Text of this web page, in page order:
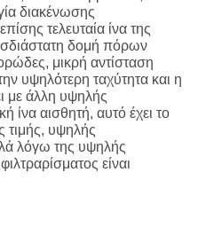
διακένωσης
τελευταία ίνα της
δομή πόρων
μικρή αντίσταση
υψηλότερη ταχύτητα και η
με άλλη υψηλής
ίνα αισθητή, αυτό έχει το
τιμής, υψηλής
λόγω της υψηλής
είναι